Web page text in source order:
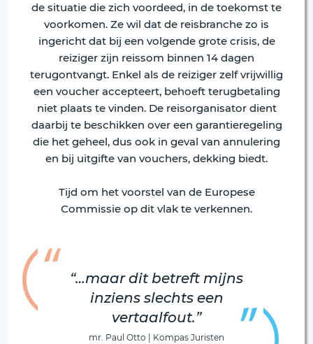
de situatie die zich voordeed, in de toekomst te
voorkomen. Ze wil dat de reisbranche zo is
ingericht dat bij een volgende grote crisis, de
reiziger zijn reissom binnen 14 dagen
terugontvangt. Enkel als de reiziger zelf vrijwillig
een voucher accepteert, behoeft terugbetaling
niet plaats te vinden. De reisorganisator dient
daarbij te beschikken over een garantieregeling
die het geheel, dus ook in geval van annulering
en bij uitgifte van vouchers, dekking biedt.
Tijd om het voorstel van de Europese
Commissie op dit vlak te verkennen.
“…maar dit betreft mijns
inziens slechts een
vertaalfout.”
mr. Paul Otto | Kompas Juristen